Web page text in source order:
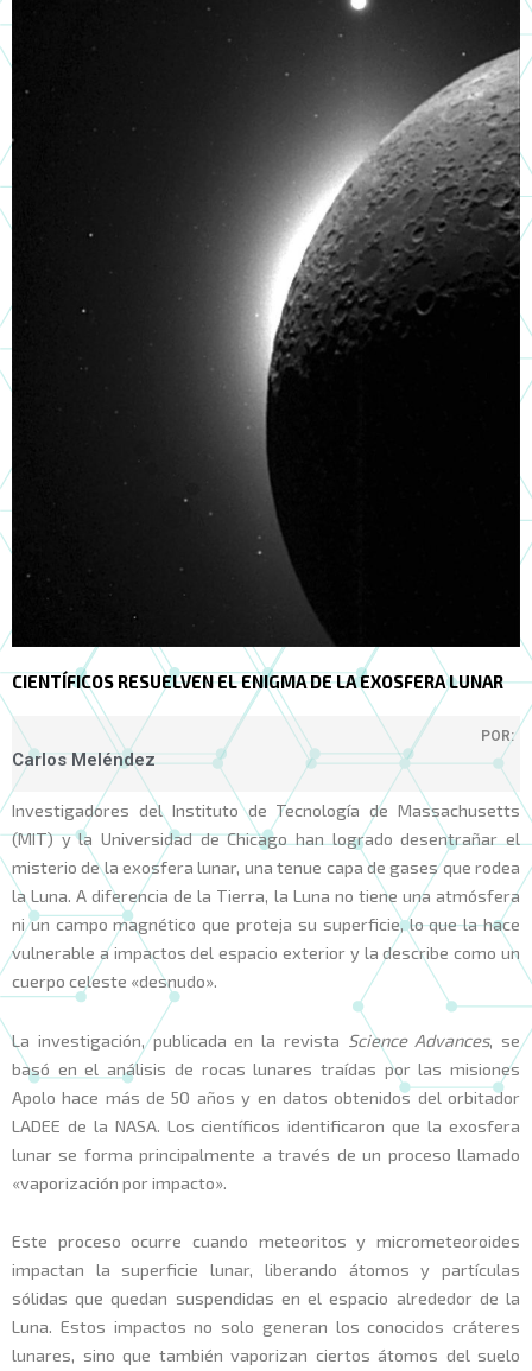
CIENTÍFICOS RESUELVEN EL ENIGMA DE LA EXOSFERA LUNAR
POR:
Carlos Meléndez
Investigadores del Instituto de Tecnología de Massachusetts
(MIT) y la Universidad de Chicago han logrado desentrañar el
misterio de la exosfera lunar, una tenue capa de gases que rodea
la Luna. A diferencia de la Tierra, la Luna no tiene una atmósfera
ni un campo magnético que proteja su superficie, lo que la hace
vulnerable a impactos del espacio exterior y la describe como un
cuerpo celeste «desnudo».
La investigación, publicada en la revista Science Advances, se
basó en el análisis de rocas lunares traídas por las misiones
Apolo hace más de 50 años y en datos obtenidos del orbitador
LADEE de la NASA. Los científicos identificaron que la exosfera
lunar se forma principalmente a través de un proceso llamado
«vaporización por impacto».
Este proceso ocurre cuando meteoritos y micrometeoroides
impactan la superficie lunar, liberando átomos y partículas
sólidas que quedan suspendidas en el espacio alrededor de la
Luna. Estos impactos no solo generan los conocidos cráteres
lunares, sino que también vaporizan ciertos átomos del suelo